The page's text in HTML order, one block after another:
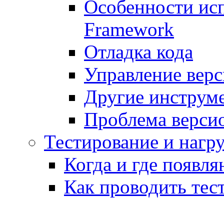
Особенности
Framework
Отладка кода
Управление
Другие
Проблема
Тестирование и
Когда и где
Как проводить